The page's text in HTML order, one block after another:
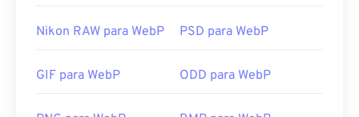
Nikon RAW para WebP PSD para WebP
GIF para WebP ODD para WebP